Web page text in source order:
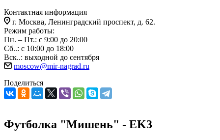
Контактная информация
г. Москва, Ленинградский проспект, д. 62.
Режим работы:
Пн. – Пт.: с 9:00 до 20:00
Сб..: с 10:00 до 18:00
Вск..: выходной до сентября
moscow@mir-nagrad.ru
Поделиться
Футболка "Мишень" - EK3